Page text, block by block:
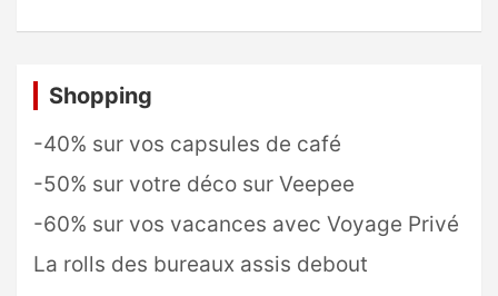
Shopping
-40% sur vos capsules de café
-50% sur votre déco sur Veepee
-60% sur vos vacances avec Voyage Privé
La rolls des bureaux assis debout